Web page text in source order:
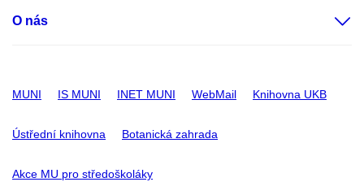
O nás
MUNI IS MUNI INET MUNI WebMail Knihovna UKB
Ústřední knihovna Botanická zahrada
Akce MU pro středoškoláky